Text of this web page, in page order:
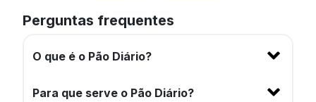
Perguntas frequentes
O que é o Pão Diário?
Para que serve o Pão Diário?